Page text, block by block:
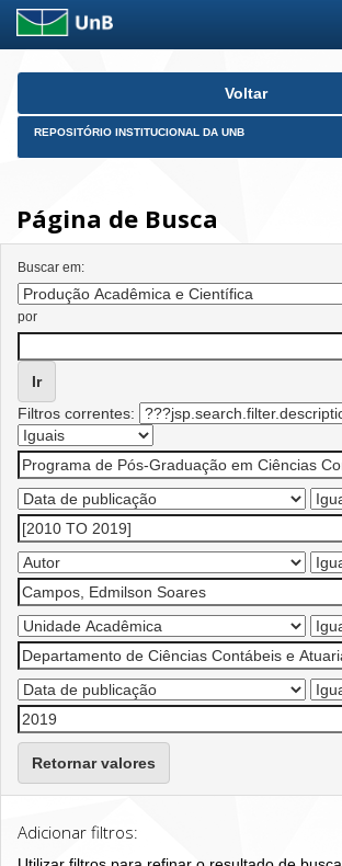
Skip
Voltar
REPOSITÓRIO INSTITUCIONAL DA UNB
Página de Busca
Buscar em:
por
Filtros correntes:
Retornar valores
Adicionar filtros: